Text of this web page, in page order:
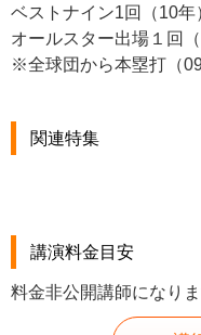
ベストナイン1回（10年
オールスター出場１回
※全球団から本塁打（
関連特集
講演料金目安
料金非公開講師になり